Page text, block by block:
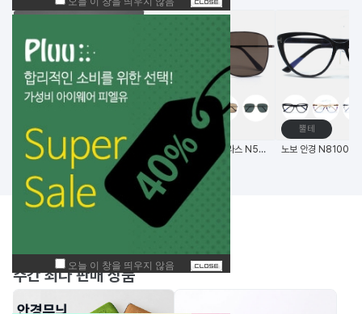
고글
비츠로만 14G초경량 편광 변색 스포츠고글 (한국생산) 노보 선글라스 N5006 58사이즈 메탈 사각 선글라스
뿔테
주간 최다 판매 상품